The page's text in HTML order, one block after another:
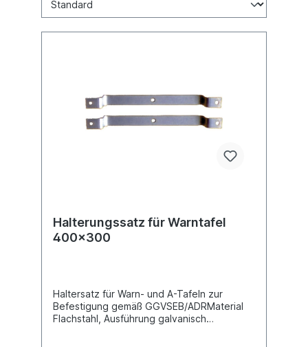
Halterungssatz für Warntafel
400x300
Haltersatz für Warn- und A-Tafeln zur
Befestigung gemäß GGVSEB/ADRMaterial
Flachstahl, Ausführung galvanisch